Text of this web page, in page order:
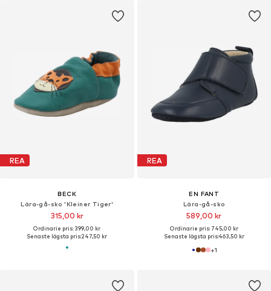
REA
BECK
Lära-gå-sko 'Kleiner Tiger'
315,00 kr
Ordinarie pris: 399,00 kr
Senaste lägsta pris:247,50 kr
REA
EN FANT
Lära-gå-sko
589,00 kr
Ordinarie pris: 745,00 kr
Senaste lägsta pris:463,50 kr
+1